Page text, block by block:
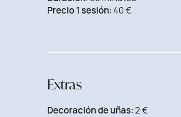
Precio 1 sesión: 40 €
Extras
Decoración de uñas: 2 €